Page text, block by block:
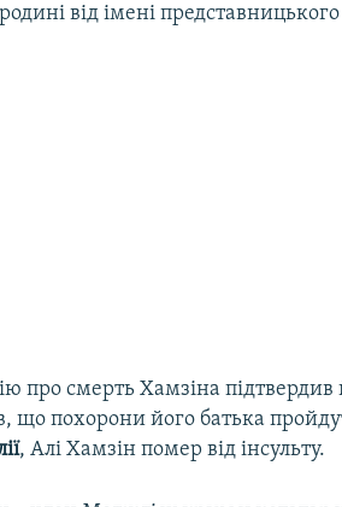
родині від імені
про смерть Хамзіна
що похорони його батька
, Алі Хамзін помер від інсульту.